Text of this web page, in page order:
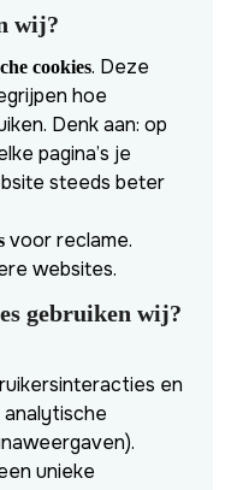
wij?
cookies. Deze
hoe
Denk aan: op
pagina’s je
steeds beter
voor reclame.
websites.
gebruiken wij?
en
unieke